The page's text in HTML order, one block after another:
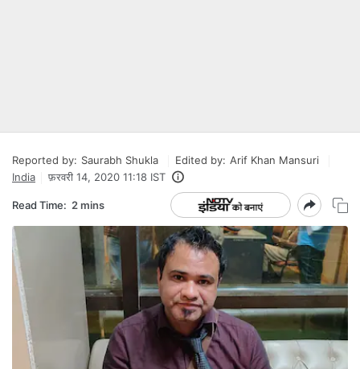
Reported by: Saurabh Shukla Edited by: Arif Khan Mansuri
India
फ़रवरी 14, 2020 11:18 IST
Read Time: 2 mins